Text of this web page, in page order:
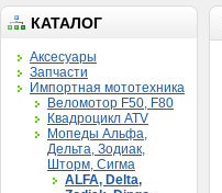
КАТАЛОГ
Аксесуары
Запчасти
Импортная мототехника
Веломотор F50, F80
Квадроцикл ATV
Мопеды Альфа,
Дельта, Зодиак,
Шторм, Сигма
ALFA, Delta,